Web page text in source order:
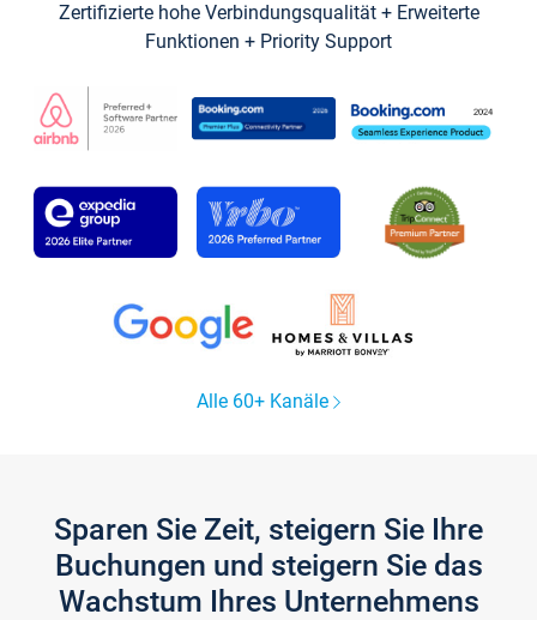
Zertifizierte hohe Verbindungsqualität + Erweiterte
Funktionen + Priority Support
Alle 60+ Kanäle
Sparen Sie Zeit, steigern Sie Ihre
Buchungen und steigern Sie das
Wachstum Ihres Unternehmens